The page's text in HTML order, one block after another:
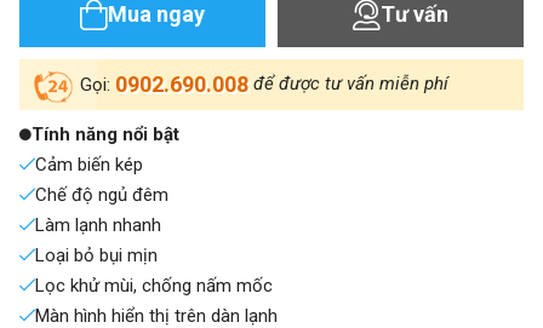
Mua ngay Tư vấn
Gọi: 0902.690.008 để được tư vấn miễn phí
Tính năng nổi bật
Cảm biến kép
Chế độ ngủ đêm
Làm lạnh nhanh
Loại bỏ bụi mịn
Lọc khử mùi, chống nấm mốc
Màn hình hiển thị trên dàn lạnh